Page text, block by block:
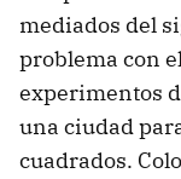
mediados del
problema con
experimentos
una ciudad
cuadrados.